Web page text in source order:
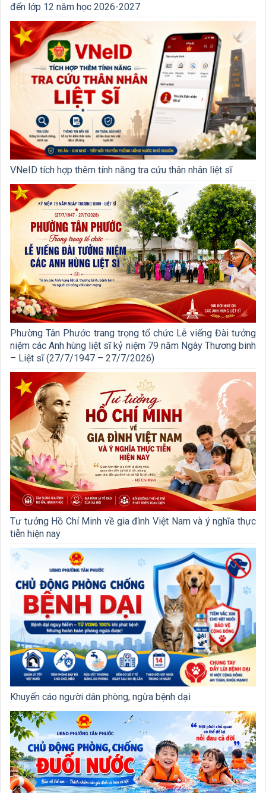
đến lớp 12 năm học 2026-2027
VNeID tích hợp thêm tính năng tra cứu thân nhân liệt sĩ
Phường Tân Phước trang trọng tổ chức Lễ viếng Đài tưởng
niệm các Anh hùng liệt sĩ kỷ niệm 79 năm Ngày Thương binh
– Liệt sĩ (27/7/1947 – 27/7/2026)
Tư tưởng Hồ Chí Minh về gia đình Việt Nam và ý nghĩa thực
tiễn hiện nay
Khuyến cáo người dân phòng, ngừa bệnh dại